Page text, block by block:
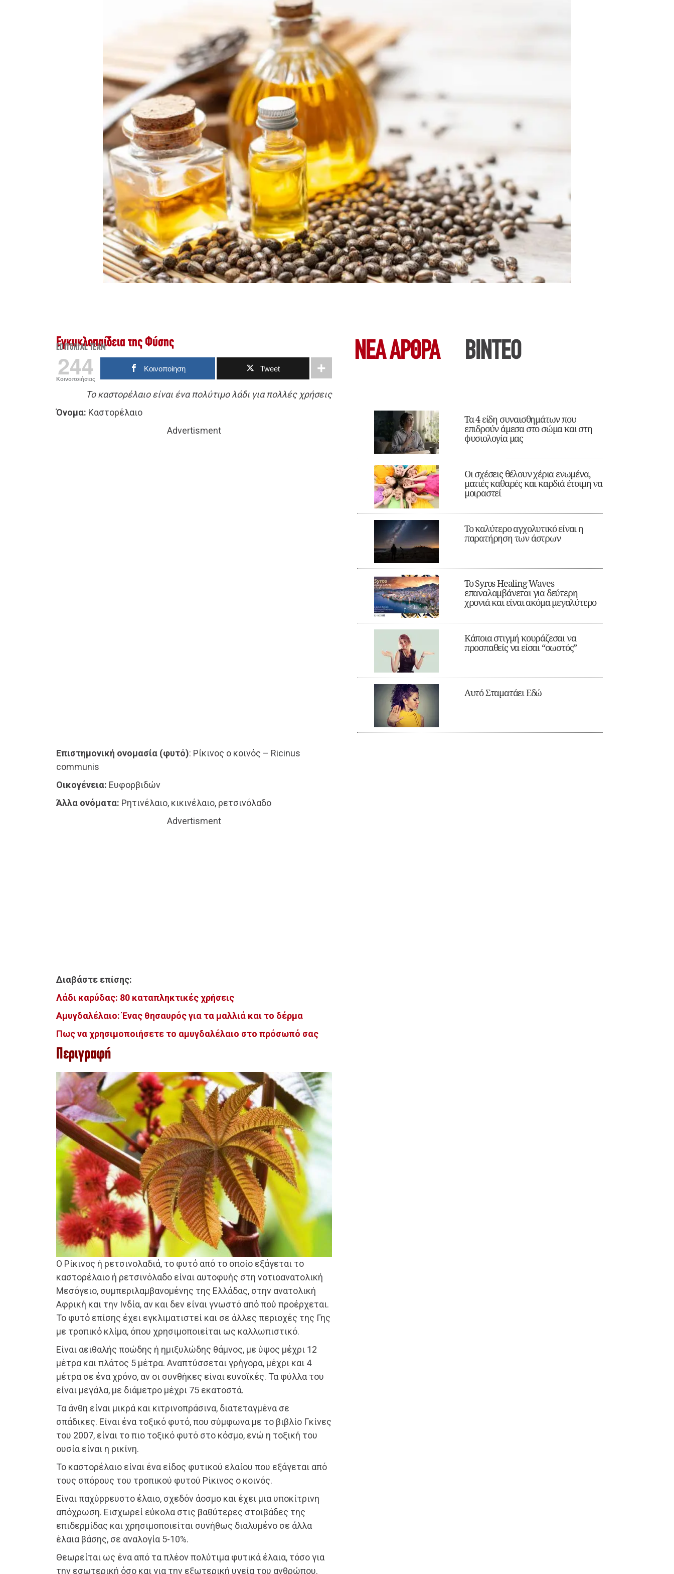
Εγκυκλοπαίδεια της Φύσης
EDITORIAL TEAM
244
Κοινοποιήσεις
Κοινοποίηση Tweet
Το καστορέλαιο είναι ένα πολύτιμο λάδι για πολλές χρήσεις
Όνομα: Καστορέλαιο
Advertisment
Επιστημονική ονομασία (φυτό): Ρίκινος ο κοινός – Ricinus
communis
Οικογένεια: Ευφορβιδών
Άλλα ονόματα: Ρητινέλαιο, κικινέλαιο, ρετσινόλαδο
Advertisment
Διαβάστε επίσης:
Λάδι καρύδας: 80 καταπληκτικές χρήσεις
Αμυγδαλέλαιο: Ένας θησαυρός για τα μαλλιά και το δέρμα
Πως να χρησιμοποιήσετε το αμυγδαλέλαιο στο πρόσωπό σας
Περιγραφή
Ο Ρίκινος ή ρετσινολαδιά, το φυτό από το οποίο εξάγεται το
καστορέλαιο ή ρετσινόλαδο είναι αυτοφυής στη νοτιοανατολική
Μεσόγειο, συμπεριλαμβανομένης της Ελλάδας, στην ανατολική
Αφρική και την Ινδία, αν και δεν είναι γνωστό από πού προέρχεται.
Το φυτό επίσης έχει εγκλιματιστεί και σε άλλες περιοχές της Γης
με τροπικό κλίμα, όπου χρησιμοποιείται ως καλλωπιστικό.
Είναι αειθαλής ποώδης ή ημιξυλώδης θάμνος, με ύψος μέχρι 12
μέτρα και πλάτος 5 μέτρα. Αναπτύσσεται γρήγορα, μέχρι και 4
μέτρα σε ένα χρόνο, αν οι συνθήκες είναι ευνοϊκές. Τα φύλλα του
είναι μεγάλα, με διάμετρο μέχρι 75 εκατοστά.
Τα άνθη είναι μικρά και κιτρινοπράσινα, διατεταγμένα σε
σπάδικες. Είναι ένα τοξικό φυτό, που σύμφωνα με το βιβλίο Γκίνες
του 2007, είναι το πιο τοξικό φυτό στο κόσμο, ενώ η τοξική του
ουσία είναι η ρικίνη.
Το καστορέλαιο είναι ένα είδος φυτικού ελαίου που εξάγεται από
τους σπόρους του τροπικού φυτού Ρίκινος ο κοινός.
Είναι παχύρρευστο έλαιο, σχεδόν άοσμο και έχει μια υποκίτρινη
απόχρωση. Εισχωρεί εύκολα στις βαθύτερες στοιβάδες της
επιδερμίδας και χρησιμοποιείται συνήθως διαλυμένο σε άλλα
έλαια βάσης, σε αναλογία 5-10%.
Θεωρείται ως ένα από τα πλέον πολύτιμα φυτικά έλαια, τόσο για
την εσωτερική όσο και για την εξωτερική υγεία του ανθρώπου.
ΝΕΑ ΆΡΘΡΑ ΒΙΝΤΕΟ
Τα 4 είδη συναισθημάτων που
επιδρούν άμεσα στο σώμα και στη
φυσιολογία μας
Οι σχέσεις θέλουν χέρια ενωμένα,
ματιές καθαρές και καρδιά έτοιμη να
μοιραστεί
Το καλύτερο αγχολυτικό είναι η
παρατήρηση των άστρων
Το Syros Healing Waves
επαναλαμβάνεται για δεύτερη
χρονιά και είναι ακόμα μεγαλύτερο
Κάποια στιγμή κουράζεσαι να
προσπαθείς να είσαι “σωστός”
Αυτό Σταματάει Εδώ